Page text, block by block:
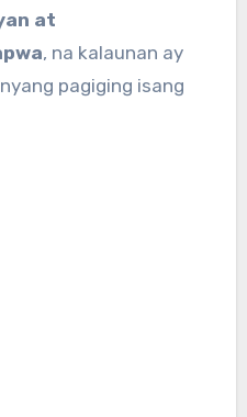
at
, na kalaunan ay
pagiging isang